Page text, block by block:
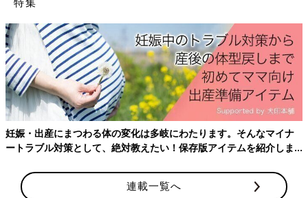
④③の上に棚板（ホームセンターで必要なサイズにカットしても
らったもの）を乗せたらできあがり。
子ども部屋の細々したものを引っ掛けて♪
妊娠・出産にまつわる体の変化は多岐にわたります。そんなマイナ
ートラブル対策として、絶対教えたい！保存版アイテムを紹介しま
連載一覧へ